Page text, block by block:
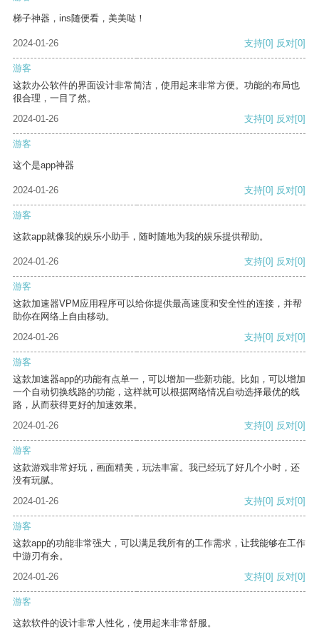
梯子神器，ins随便看，美美哒！
2024-01-26 支持[0] 反对[0]
游客
这款办公软件的界面设计非常简洁，使用起来非常方便。功能的布局也
很合理，一目了然。
2024-01-26
支持[0] 反对[0]
游客
这个是app神器
2024-01-26 支持[0] 反对[0]
游客
这款app就像我的娱乐小助手，随时随地为我的娱乐提供帮助。
2024-01-26 支持[0] 反对[0]
游客
这款加速器VPM应用程序可以给你提供最高速度和安全性的连接，并帮
助你在网络上自由移动。
2024-01-26
支持[0] 反对[0]
游客
这款加速器app的功能有点单一，可以增加一些新功能。比如，可以增加
一个自动切换线路的功能，这样就可以根据网络情况自动选择最优的线
路，从而获得更好的加速效果。
2024-01-26
支持[0] 反对[0]
游客
这款游戏非常好玩，画面精美，玩法丰富。我已经玩了好几个小时，还
没有玩腻。
2024-01-26
支持[0] 反对[0]
游客
这款app的功能非常强大，可以满足我所有的工作需求，让我能够在工作
中游刃有余。
2024-01-26
支持[0] 反对[0]
游客
这款软件的设计非常人性化，使用起来非常舒服。